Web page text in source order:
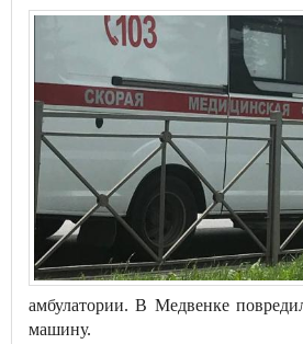
амбулатории. В Медвенке
машину.